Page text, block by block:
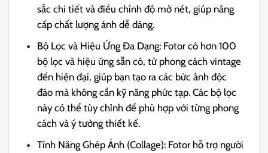
sắc chi tiết và điều chỉnh độ mờ nét, giúp nâng
cấp chất lượng ảnh dễ dàng.
Bộ Lọc và Hiệu Ứng Đa Dạng: Fotor có hơn 100
bộ lọc và hiệu ứng sẵn có, từ phong cách vintage
đến hiện đại, giúp bạn tạo ra các bức ảnh độc
đáo mà không cần kỹ năng phức tạp. Các bộ lọc
này có thể tùy chỉnh để phù hợp với từng phong
cách và ý tưởng thiết kế.
Tính Năng Ghép Ảnh (Collage): Fotor hỗ trợ người